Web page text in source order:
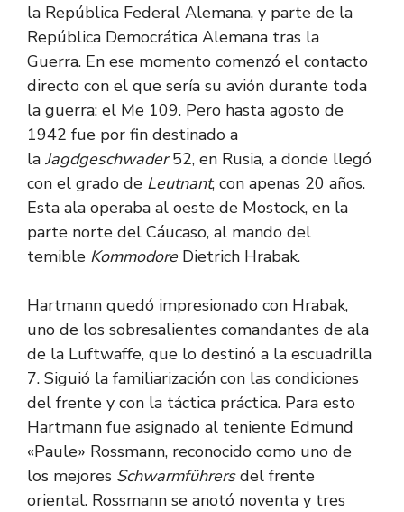
la República Federal Alemana, y parte de la
República Democrática Alemana tras la
Guerra. En ese momento comenzó el contacto
directo con el que sería su avión durante toda
la guerra: el Me 109. Pero hasta agosto de
1942 fue por fin destinado a
la Jagdgeschwader52, en Rusia, a donde llegó
con el grado de Leutnant, con apenas 20 años.
Esta ala operaba al oeste de Mostock, en la
parte norte del Cáucaso, al mando del
temible KommodoreDietrich Hrabak.
Hartmann quedó impresionado con Hrabak,
uno de los sobresalientes comandantes de ala
de la Luftwaffe, que lo destinó a la escuadrilla
7. Siguió la familiarización con las condiciones
del frente y con la táctica práctica. Para esto
Hartmann fue asignado al teniente Edmund
«Paule» Rossmann, reconocido como uno de
los mejores Schwarmführersdel frente
oriental. Rossmann se anotó noventa y tres